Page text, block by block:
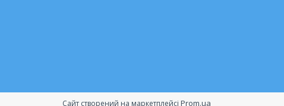
Сайт створений на маркетплейсі Prom.ua